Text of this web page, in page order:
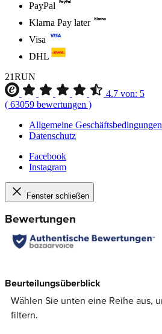
PayPal
Klarna Pay later
Visa
DHL
21RUN
4.7 von: 5
( 63059 bewertungen )
Allgemeine Geschäftsbedingungen
Datenschutz
Facebook
Instagram
Fenster schließen